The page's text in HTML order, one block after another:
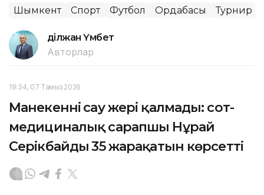
Шымкент Спорт Футбол Ордабасы Турнир
Әділжан Үмбет
Авторлар
19:34, 07 Тамыз 2026
Манекеннің сау жері қалмады: сот-
медициналық сарапшы Нұрай
Серікбайдың 35 жарақатын көрсетті